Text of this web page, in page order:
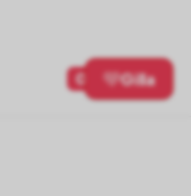
0 Gilla